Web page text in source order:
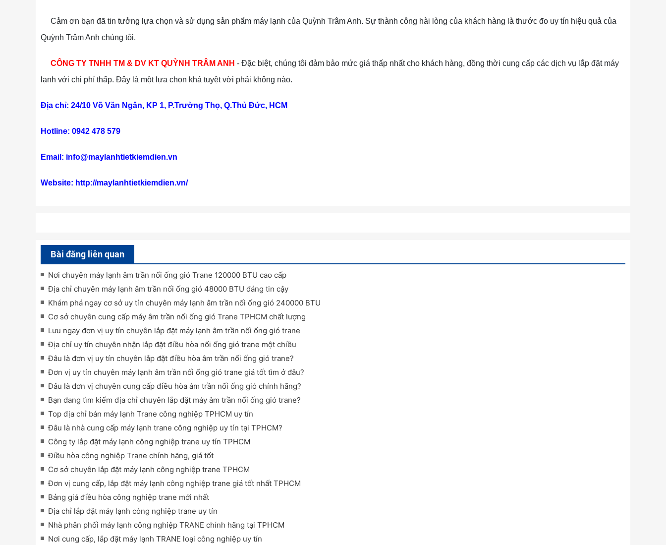
Cảm ơn bạn đã tin tưởng lựa chọn và sử dụng sản phẩm máy lạnh của Quỳnh Trâm Anh. Sự thành công hài lòng của khách hàng là thước đo uy tín hiệu quả của
Quỳnh Trâm Anh chúng tôi.
CÔNG TY TNHH TM & DV KT QUỲNH TRÂM ANH - Đặc biệt, chúng tôi đảm bảo mức giá thấp nhất cho khách hàng, đồng thời cung cấp các dịch vụ lắp đặt máy
lạnh với chi phí thấp. Đây là một lựa chọn khá tuyệt vời phải không nào.
Địa chỉ: 24/10 Võ Văn Ngân, KP 1, P.Trường Thọ, Q.Thủ Đức, HCM
Hotline: 0942 478 579
Email: info@maylanhtietkiemdien.vn
Website: http://maylanhtietkiemdien.vn/
Bài đăng liên quan
Nơi chuyên máy lạnh âm trần nối ống gió Trane 120000 BTU cao cấp
Địa chỉ chuyên máy lạnh âm trần nối ống gió 48000 BTU đáng tin cậy
Khám phá ngay cơ sở uy tín chuyên máy lạnh âm trần nối ống gió 240000 BTU
Cơ sở chuyên cung cấp máy âm trần nối ống gió Trane TPHCM chất lượng
Lưu ngay đơn vị uy tín chuyên lắp đặt máy lạnh âm trần nối ống gió trane
Địa chỉ uy tín chuyên nhận lắp đặt điều hòa nối ống gió trane một chiều
Đâu là đơn vị uy tín chuyên lắp đặt điều hòa âm trần nối ống gió trane?
Đơn vị uy tín chuyên máy lạnh âm trần nối ống gió trane giá tốt tìm ở đâu?
Đâu là đơn vị chuyên cung cấp điều hòa âm trần nối ống gió chính hãng?
Bạn đang tìm kiếm địa chỉ chuyên lắp đặt máy âm trần nối ống gió trane?
Top địa chỉ bán máy lạnh Trane công nghiệp TPHCM uy tín
Đâu là nhà cung cấp máy lạnh trane công nghiệp uy tín tại TPHCM?
Công ty lắp đặt máy lạnh công nghiệp trane uy tín TPHCM
Điều hòa công nghiệp Trane chính hãng, giá tốt
Cơ sở chuyên lắp đặt máy lạnh công nghiệp trane TPHCM
Đơn vị cung cấp, lắp đặt máy lạnh công nghiệp trane giá tốt nhất TPHCM
Bảng giá điều hòa công nghiệp trane mới nhất
Địa chỉ lắp đặt máy lạnh công nghiệp trane uy tín
Nhà phân phối máy lạnh công nghiệp TRANE chính hãng tại TPHCM
Nơi cung cấp, lắp đặt máy lạnh TRANE loại công nghiệp uy tín